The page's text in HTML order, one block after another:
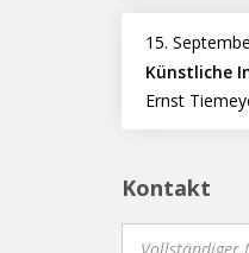
15.
Künstliche
Ernst
Kontakt